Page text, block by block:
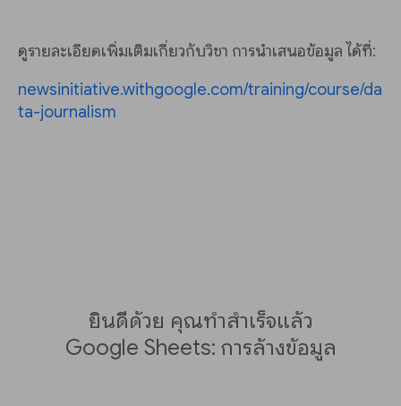
ดูรายละเอียดเพิ่มเติมเกี่ยวกับวิชา การนำเสนอข้อมูล ได้ที่:
newsinitiative.withgoogle.com/training/course/da
ta-journalism
ยินดีด้วย คุณทำสำเร็จแล้ว
Google Sheets: การล้างข้อมูล